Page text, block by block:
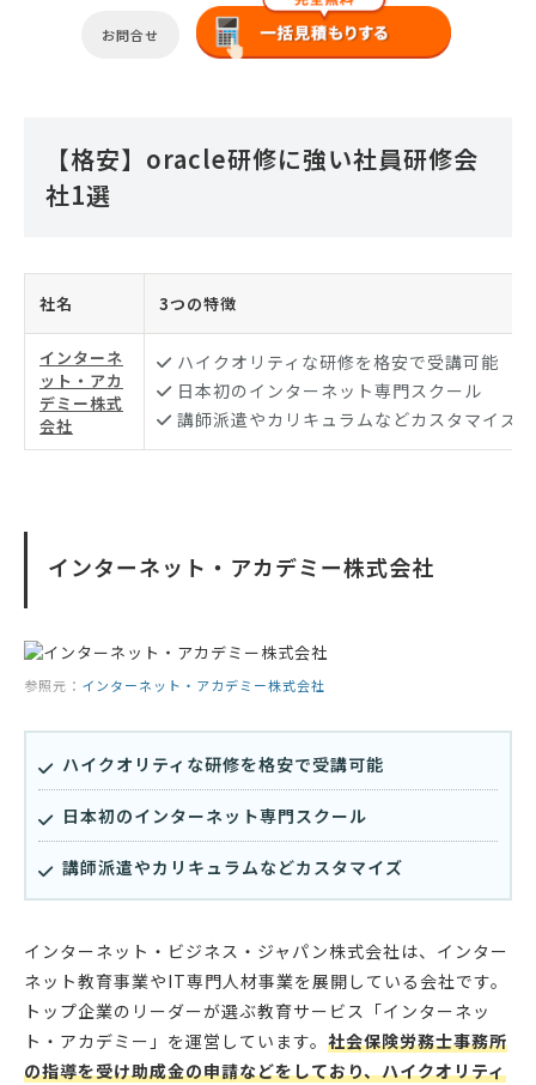
お問合せ
【格安】oracle研修に強い社員研修会
社1選
社名 3つの特徴
インターネ
ット・アカ
デミー株式
会社
ハイクオリティな研修を格安で受講可能
日本初のインターネット専門スクール
講師派遣やカリキュラムなどカスタマイズ
インターネット・アカデミー株式会社
参照元： インターネット・アカデミー株式会社
ハイクオリティな研修を格安で受講可能
日本初のインターネット専門スクール
講師派遣やカリキュラムなどカスタマイズ
インターネット・ビジネス・ジャパン株式会社は、インター
ネット教育事業やIT専門人材事業を展開している会社です。
トップ企業のリーダーが選ぶ教育サービス「インターネッ
ト・アカデミー」を運営しています。 社会保険労務士事務所
の指導を受け助成金の申請などをしており、ハイクオリティ